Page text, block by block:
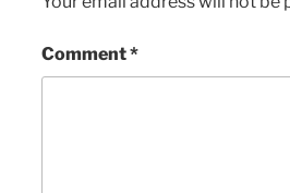
Comment*